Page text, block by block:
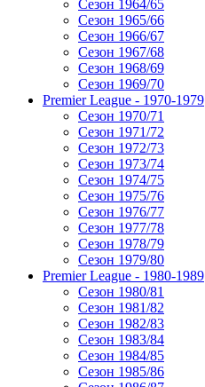
Сезон 1964/65
Сезон 1965/66
Сезон 1966/67
Сезон 1967/68
Сезон 1968/69
Сезон 1969/70
Premier League - 1970-1979
Сезон 1970/71
Сезон 1971/72
Сезон 1972/73
Сезон 1973/74
Сезон 1974/75
Сезон 1975/76
Сезон 1976/77
Сезон 1977/78
Сезон 1978/79
Сезон 1979/80
Premier League - 1980-1989
Сезон 1980/81
Сезон 1981/82
Сезон 1982/83
Сезон 1983/84
Сезон 1984/85
Сезон 1985/86